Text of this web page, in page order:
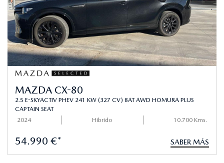
MAZDA CX-80
2.5 E-SKYACTIV PHEV 241 KW (327 CV) 8AT AWD HOMURA PLUS
CAPTAIN SEAT
2024
Hibrido 10.700 Kms.
54.990 €* SABER MÁS